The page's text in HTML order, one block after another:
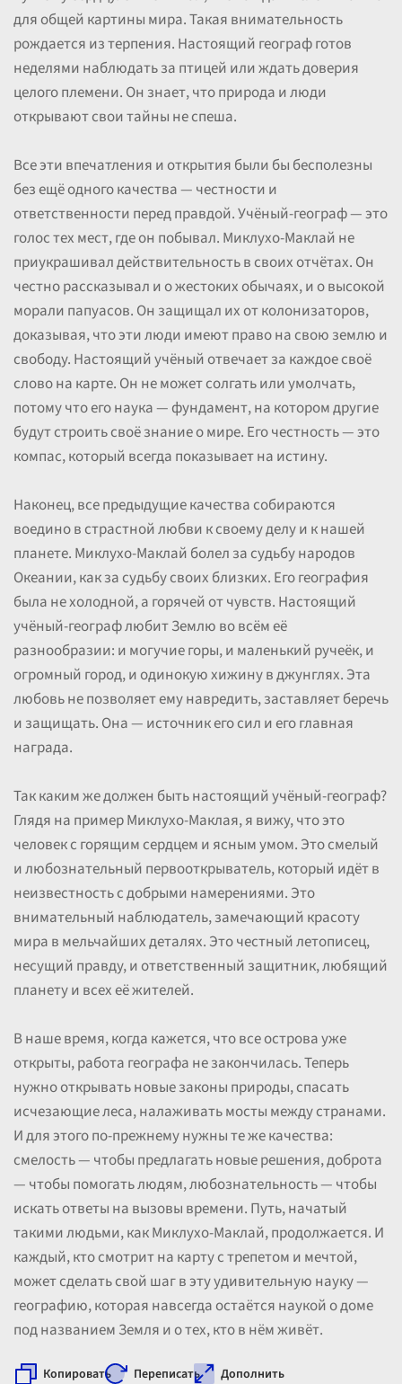
для общей картины мира. Такая внимательность
рождается из терпения. Настоящий географ готов
неделями наблюдать за птицей или ждать доверия
целого племени. Он знает, что природа и люди
открывают свои тайны не спеша.
Все эти впечатления и открытия были бы бесполезны
без ещё одного качества — честности и
ответственности перед правдой. Учёный-географ — это
голос тех мест, где он побывал. Миклухо-Маклай не
приукрашивал действительность в своих отчётах. Он
честно рассказывал и о жестоких обычаях, и о высокой
морали папуасов. Он защищал их от колонизаторов,
доказывая, что эти люди имеют право на свою землю и
свободу. Настоящий учёный отвечает за каждое своё
слово на карте. Он не может солгать или умолчать,
потому что его наука — фундамент, на котором другие
будут строить своё знание о мире. Его честность — это
компас, который всегда показывает на истину.
Наконец, все предыдущие качества собираются
воедино в страстной любви к своему делу и к нашей
планете. Миклухо-Маклай болел за судьбу народов
Океании, как за судьбу своих близких. Его география
была не холодной, а горячей от чувств. Настоящий
учёный-географ любит Землю во всём её
разнообразии: и могучие горы, и маленький ручеёк, и
огромный город, и одинокую хижину в джунглях. Эта
любовь не позволяет ему навредить, заставляет беречь
и защищать. Она — источник его сил и его главная
награда.
Так каким же должен быть настоящий учёный-географ?
Глядя на пример Миклухо-Маклая, я вижу, что это
человек с горящим сердцем и ясным умом. Это смелый
и любознательный первооткрыватель, который идёт в
неизвестность с добрыми намерениями. Это
внимательный наблюдатель, замечающий красоту
мира в мельчайших деталях. Это честный летописец,
несущий правду, и ответственный защитник, любящий
планету и всех её жителей.
В наше время, когда кажется, что все острова уже
открыты, работа географа не закончилась. Теперь
нужно открывать новые законы природы, спасать
исчезающие леса, налаживать мосты между странами.
И для этого по-прежнему нужны те же качества:
смелость — чтобы предлагать новые решения, доброта
— чтобы помогать людям, любознательность — чтобы
искать ответы на вызовы времени. Путь, начатый
такими людьми, как Миклухо-Маклай, продолжается. И
каждый, кто смотрит на карту с трепетом и мечтой,
может сделать свой шаг в эту удивительную науку —
географию, которая навсегда остаётся наукой о доме
под названием Земля и о тех, кто в нём живёт.
Копировать Переписать Дополнить